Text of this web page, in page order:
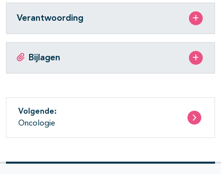
Verantwoording
Bijlagen
Volgende:
Oncologie